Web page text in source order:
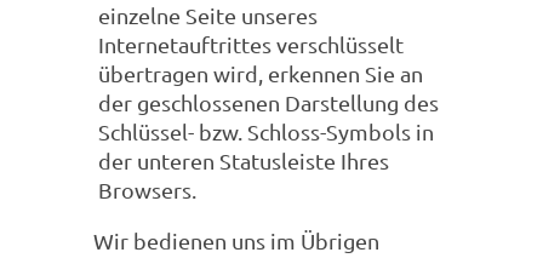
einzelne Seite unseres
Internetauftrittes verschlüsselt
übertragen wird, erkennen Sie an
der geschlossenen Darstellung des
Schlüssel- bzw. Schloss-Symbols in
der unteren Statusleiste Ihres
Browsers.
Wir bedienen uns im Übrigen